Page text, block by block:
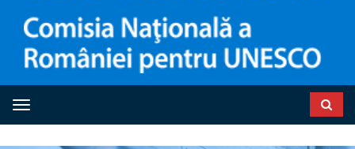
Toggle navigation